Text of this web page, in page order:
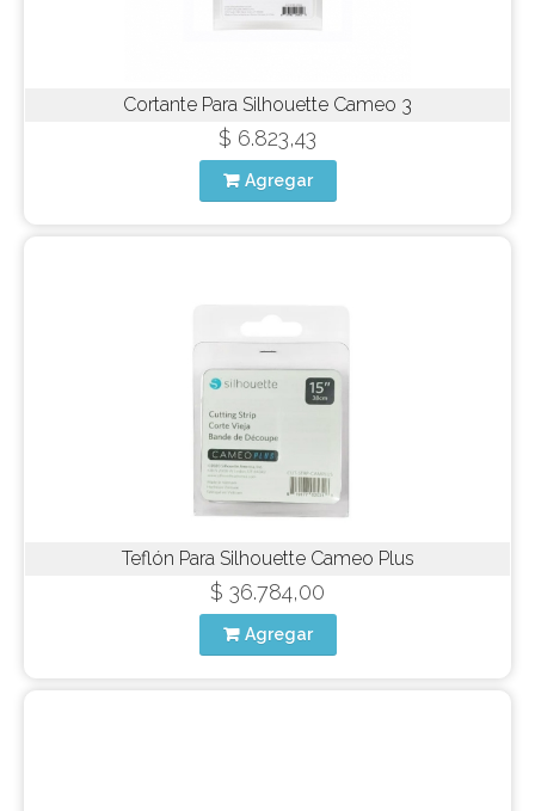
Cortante Para Silhouette Cameo 3
$ 6.823,43
Agregar
Teflón Para Silhouette Cameo Plus
$ 36.784,00
Agregar